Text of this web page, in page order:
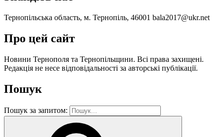
Тернопільська область, м. Тернопіль, 46001 bala2017@ukr.net
Про цей сайт
Новини Тернополя та Тернопільщини. Всі права захищені.
Редакція не несе відповідальності за aвторські публікації.
Пошук
Пошук за запитом: